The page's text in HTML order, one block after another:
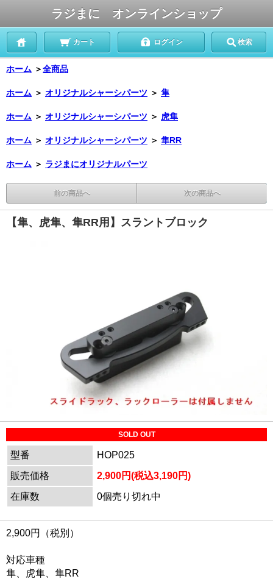
ラジまに オンラインショップ
カート ログイン 検索
ホーム ＞全商品
ホーム ＞ オリジナルシャーシパーツ ＞ 隼
ホーム ＞ オリジナルシャーシパーツ ＞ 虎隼
ホーム ＞ オリジナルシャーシパーツ ＞ 隼RR
ホーム ＞ ラジまにオリジナルパーツ
前の商品へ 次の商品へ
【隼、虎隼、隼RR用】スラントブロック
SOLD OUT
型番
HOP025
販売価格
2,900円(税込3,190円)
在庫数
0個売り切れ中
2,900円（税別）
対応車種
隼、虎隼、隼RR